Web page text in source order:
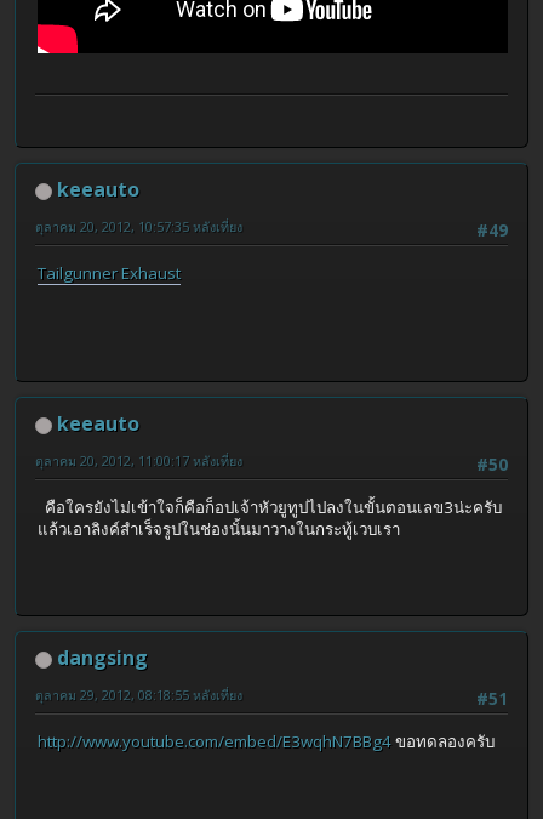
keeauto
#49
ตุลาคม 20, 2012, 10:57:35 หลังเที่ยง
Tailgunner Exhaust
keeauto
#50
ตุลาคม 20, 2012, 11:00:17 หลังเที่ยง
คือใครยังไม่เข้าใจก็คือก็อปเจ้าหัวยูทูปไปลงในขั้นตอนเลข3น่ะครับ
แล้วเอาลิงค์สำเร็จรูปในช่องนั้นมาวางในกระทู้เวบเรา
dangsing
#51
ตุลาคม 29, 2012, 08:18:55 หลังเที่ยง
http://www.youtube.com/embed/E3wqhN7BBg4ขอทดลองครับ